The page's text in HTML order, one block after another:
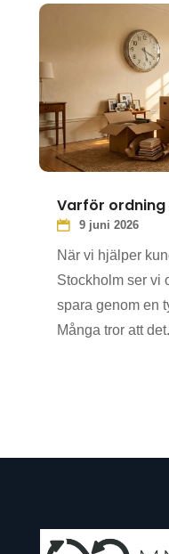
Varför
9 juni 2026
När vi hjälper
Stockholm ser vi
spara genom en
Många tror att